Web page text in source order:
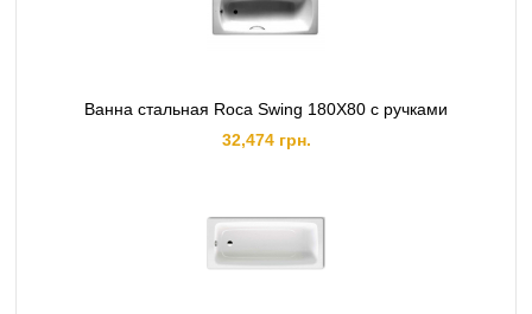
Ванна стальная Roca Swing 180Х80 с ручками
32,474 грн.